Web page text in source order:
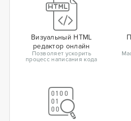
Визуальный HTML
редактор онлайн
Позволяет ускорить
процесс написания кода